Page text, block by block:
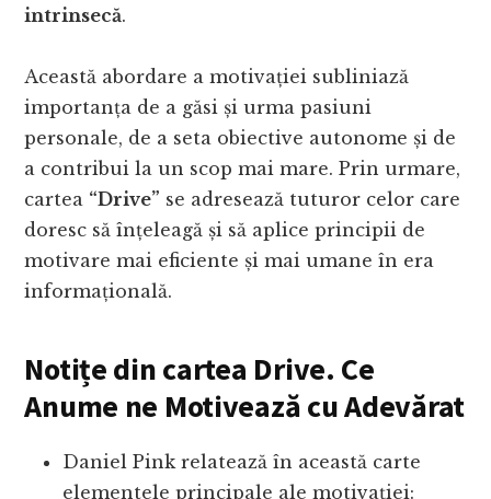
intrinsecă.
Această abordare a motivației subliniază
importanța de a găsi și urma pasiuni
personale, de a seta obiective autonome și de
a contribui la un scop mai mare. Prin urmare,
cartea “Drive” se adresează tuturor celor care
doresc să înțeleagă și să aplice principii de
motivare mai eficiente și mai umane în era
informațională.
Notițe din cartea Drive. Ce
Anume ne Motivează cu Adevărat
Daniel Pink relatează în această carte
elementele principale ale motivației: